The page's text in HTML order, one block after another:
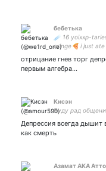
бебетька
☄️ 16 yoㅤixxp-tㅤaries
cringeㅤㅤㅤㅤㅤ🍕 i just
отрицание гнев торг
первым алгебра...
Кисэн
Буду рад
Депрессия всегда дышит
как смерть
Азамат АКА